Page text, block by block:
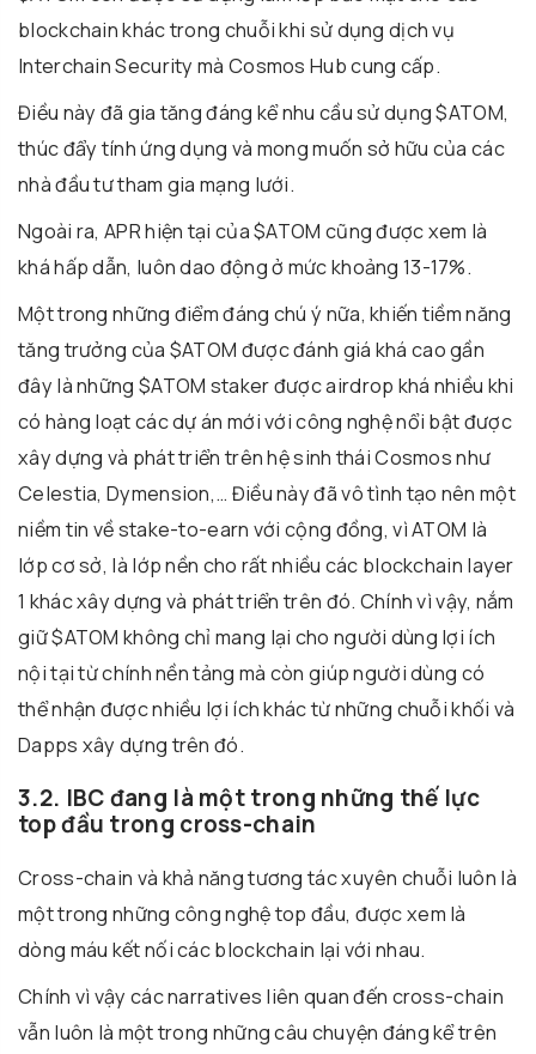
blockchain khác trong chuỗi khi sử dụng dịch vụ
Interchain Security mà Cosmos Hub cung cấp.
Điều này đã gia tăng đáng kể nhu cầu sử dụng $ATOM,
thúc đẩy tính ứng dụng và mong muốn sở hữu của các
nhà đầu tư tham gia mạng lưới.
Ngoài ra, APR hiện tại của $ATOM cũng được xem là
khá hấp dẫn, luôn dao động ở mức khoảng 13-17%.
Một trong những điểm đáng chú ý nữa, khiến tiềm năng
tăng trưởng của $ATOM được đánh giá khá cao gần
đây là những $ATOM staker được airdrop khá nhiều khi
có hàng loạt các dự án mới với công nghệ nổi bật được
xây dựng và phát triển trên hệ sinh thái Cosmos như
Celestia, Dymension,… Điều này đã vô tình tạo nên một
niềm tin về stake-to-earn với cộng đồng, vì ATOM là
lớp cơ sở, là lớp nền cho rất nhiều các blockchain layer
1 khác xây dựng và phát triển trên đó. Chính vì vậy, nắm
giữ $ATOM không chỉ mang lại cho người dùng lợi ích
nội tại từ chính nền tảng mà còn giúp người dùng có
thể nhận được nhiều lợi ích khác từ những chuỗi khối và
Dapps xây dựng trên đó.
3.2. IBC đang là một trong những thế lực
top đầu trong cross-chain
Cross-chain và khả năng tương tác xuyên chuỗi luôn là
một trong những công nghệ top đầu, được xem là
dòng máu kết nối các blockchain lại với nhau.
Chính vì vậy các narratives liên quan đến cross-chain
vẫn luôn là một trong những câu chuyện đáng kể trên